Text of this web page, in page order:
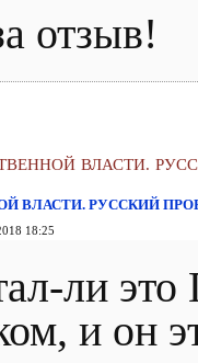
отзыв!
ВЛАСТИ.
ВЛАСТИ. РУССКИЙ
18:25
ли это
и он